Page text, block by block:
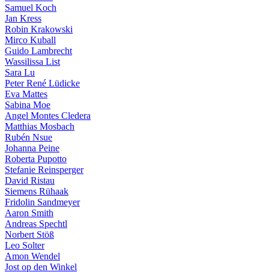
Samuel Koch
Jan Kress
Robin Krakowski
Mirco Kuball
Guido Lambrecht
Wassilissa List
Sara Lu
Peter René Lüdicke
Eva Mattes
Sabina Moe
Angel Montes Cledera
Matthias Mosbach
Rubén Nsue
Johanna Peine
Roberta Pupotto
Stefanie Reinsperger
David Ristau
Siemens Rühaak
Fridolin Sandmeyer
Aaron Smith
Andreas Spechtl
Norbert Stöß
Leo Solter
Amon Wendel
Jost op den Winkel